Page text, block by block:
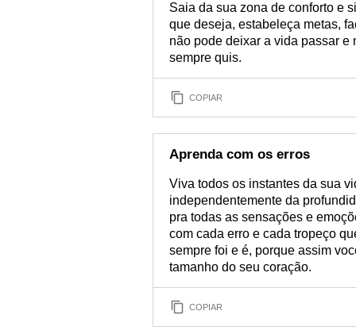
Saia da sua zona de conforto e
que deseja, estabeleça metas,
não pode deixar a vida passar e
sempre quis.
COPIAR
Aprenda com os erros
Viva todos os instantes da sua
independentemente da
pra todas as sensações e
com cada erro e cada tropeço
sempre foi e é, porque assim
tamanho do seu coração.
COPIAR